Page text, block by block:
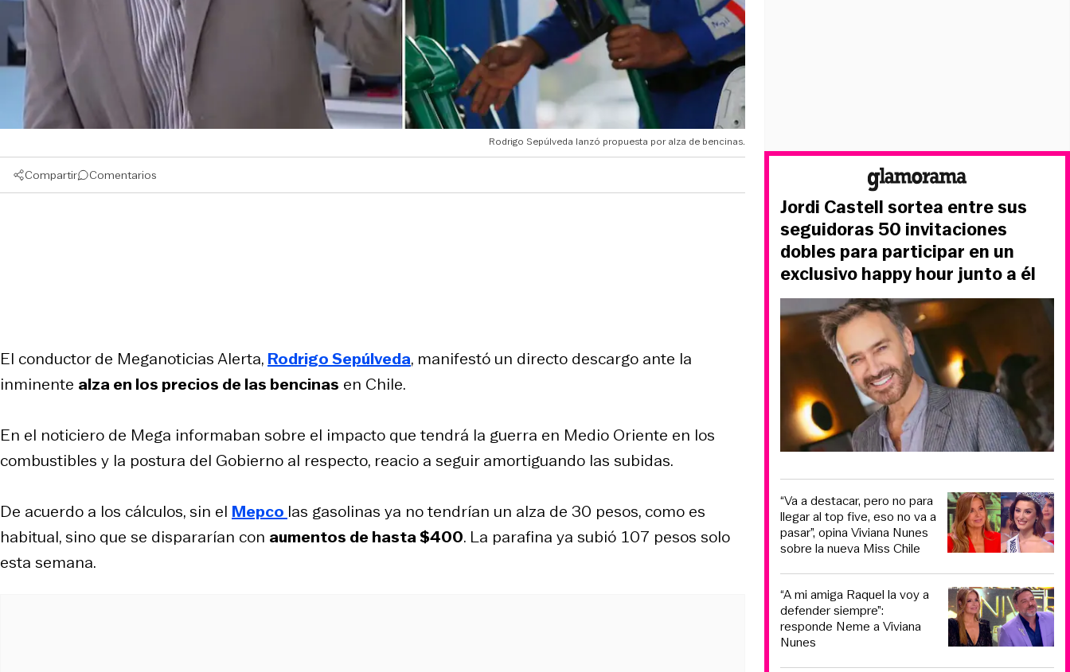
Rodrigo Sepúlveda lanzó propuesta por alza de bencinas.
Compartir Comentarios
El conductor de Meganoticias Alerta, Rodrigo Sepúlveda, manifestó un directo descargo ante la
inminente alza en los precios de las bencinas en Chile.
En el noticiero de Mega informaban sobre el impacto que tendrá la guerra en Medio Oriente en los
combustibles y la postura del Gobierno al respecto, reacio a seguir amortiguando las subidas.
De acuerdo a los cálculos, sin el Mepco las gasolinas ya no tendrían un alza de 30 pesos, como es
habitual, sino que se dispararían con aumentos de hasta $400. La parafina ya subió 107 pesos solo
esta semana.
Jordi Castell sortea entre sus
seguidoras 50 invitaciones
dobles para participar en un
exclusivo happy hour junto a él
“Va a destacar, pero no para
llegar al top five, eso no va a
pasar”, opina Viviana Nunes
sobre la nueva Miss Chile
“A mi amiga Raquel la voy a
defender siempre”:
responde Neme a Viviana
Nunes